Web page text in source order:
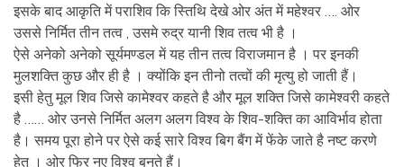
इसके बाद आकृति में पराशिव कि स्तिथि देखे ओर अंत में महेश्वर …. ओर
उससे निर्मित तीन तत्व , उसमे रुद्र यानी शिव तत्व भी है ।
ऐसे अनेको अनेको सूर्यमण्डल में यह तीन तत्व विराजमान है । पर इनकी
मुलशक्ति कुछ और ही है । क्योंकि इन तीनो तत्वों की मृत्यु हो जाती हैं।
इसी हेतु मूल शिव जिसे कामेश्वर कहते है और मूल शक्ति जिसे कामेश्वरी कहते
है …… ओर उनसे निर्मित अलग अलग विश्व के शिव-शक्ति का आविर्भाव होता
है। समय पूरा होने पर ऐसे कई सारे विश्व बिग बैंग में फेंके जाते है नष्ट करणे
हेतु । ओर फिर नए विश्व बनते हैं।